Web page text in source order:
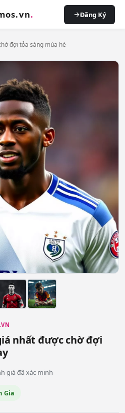
. Đăng Ký
đợi tỏa sáng mùa hè
nhất được chờ đợi
giá đã xác minh
Gia